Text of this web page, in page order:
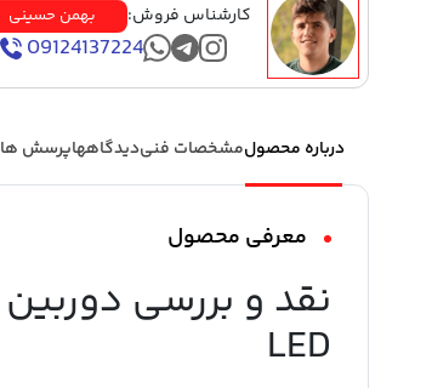
کارشناس فروش: بهمن حسینی
09124137224
درباره محصولمشخصات فنیدیدگاههاپرسش ها
معرفی محصول
LED